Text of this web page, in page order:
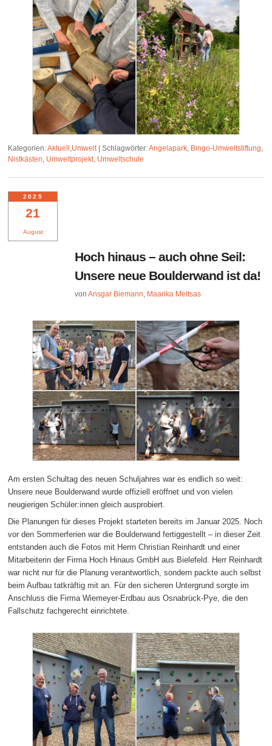
Kategorien:Aktuell ,Umwelt |Schlagwörter:Angelapark, Bingo-Umweltstiftung,
Nistkästen, Umweltprojekt, Umweltschule
21
August
2025
Hoch hinaus – auch ohne Seil:
Unsere neue Boulderwand ist da!
vonAnsgar Biemann, Maarika Meltsas
Am ersten Schultag des neuen Schuljahres war es endlich so weit:
Unsere neue Boulderwand wurde offiziell eröffnet und von vielen
neugierigen Schüler:innen gleich ausprobiert.
Die Planungen für dieses Projekt starteten bereits im Januar 2025. Noch
vor den Sommerferien war die Boulderwand fertiggestellt – in dieser Zeit
entstanden auch die Fotos mit Herrn Christian Reinhardt und einer
Mitarbeiterin der Firma Hoch Hinaus GmbH aus Bielefeld. Herr Reinhardt
war nicht nur für die Planung verantwortlich, sondern packte auch selbst
beim Aufbau tatkräftig mit an. Für den sicheren Untergrund sorgte im
Anschluss die Firma Wiemeyer-Erdbau aus Osnabrück-Pye, die den
Fallschutz fachgerecht einrichtete.